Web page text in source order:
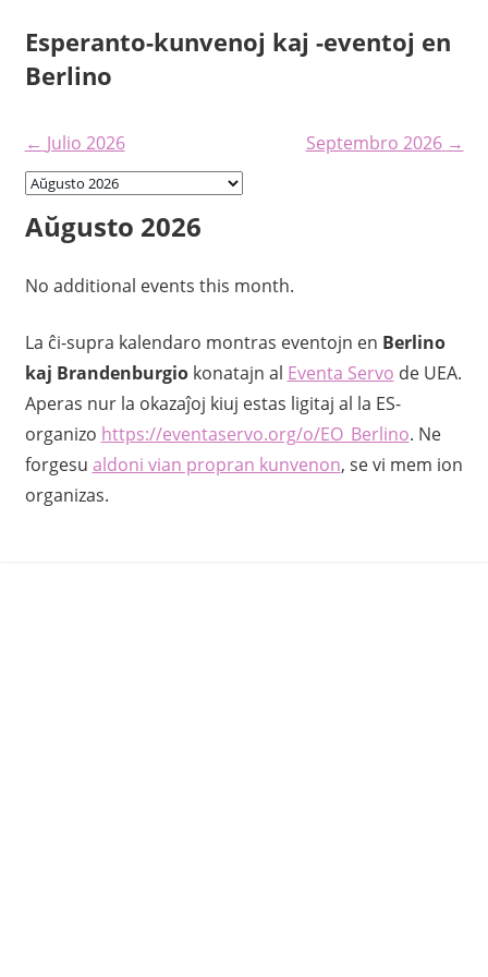
rekteEsperanto-kunvenoj kaj -eventoj en
Berlino
← Julio 2026 Septembro 2026 →
Aŭgusto 2026
No additional events this month.
La ĉi-supra kalendaro montras eventojn en Berlino
kaj Brandenburgiokonatajn al Eventa Servo de UEA.
Aperas nur la okazaĵoj kiuj estas ligitaj al la ES-
organizo https://eventaservo.org/o/EO_Berlino. Ne
forgesu aldoni vian propran kunvenon, se vi mem ion
organizas.